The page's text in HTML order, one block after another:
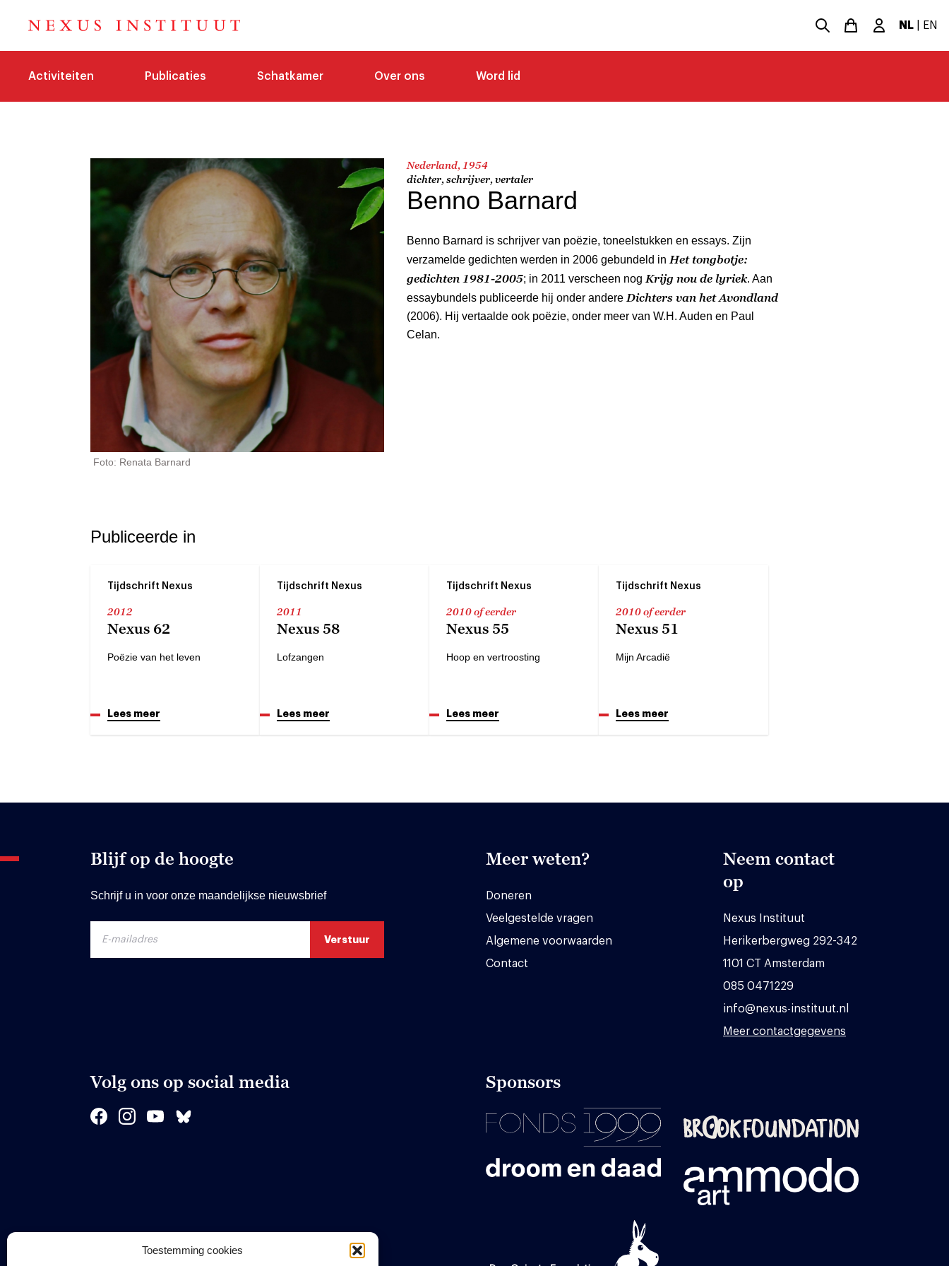
Toestemming cookies
NL EN
Activiteiten Publicaties Schatkamer Over ons Word lid
Foto: Renata Barnard
Nederland, 1954
dichter, schrijver, vertaler
Benno Barnard
Benno Barnard is schrijver van poëzie, toneelstukken en essays. Zijn
verzamelde gedichten werden in 2006 gebundeld in Het tongbotje:
gedichten 1981-2005; in 2011 verscheen nog Krijg nou de lyriek. Aan
essaybundels publiceerde hij onder andere Dichters van het Avondland
(2006). Hij vertaalde ook poëzie, onder meer van W.H. Auden en Paul
Celan.
Publiceerde in
Tijdschrift Nexus
2012
Nexus 62
Poëzie van het leven
Lees meer
Tijdschrift Nexus
2011
Nexus 58
Lofzangen
Lees meer
Tijdschrift Nexus
2010 of eerder
Nexus 55
Hoop en vertroosting
Lees meer
Tijdschrift Nexus
2010 of eerder
Nexus 51
Mijn Arcadië
Lees meer
Blijf op de hoogte
Schrijf u in voor onze maandelijkse nieuwsbrief
Meer weten?
Doneren
Veelgestelde vragen
Algemene voorwaarden
Contact
Neem contact
op
Nexus Instituut
Herikerbergweg 292-342
1101 CT Amsterdam
085 0471229
info@nexus-instituut.nl
Meer contactgegevens
Volg ons op social media Sponsors